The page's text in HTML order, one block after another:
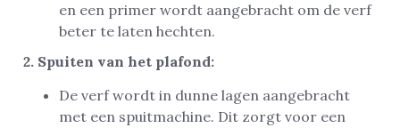
en een primer wordt aangebracht om de verf
beter te laten hechten.
2. Spuiten van het plafond:
De verf wordt in dunne lagen aangebracht
met een spuitmachine. Dit zorgt voor een